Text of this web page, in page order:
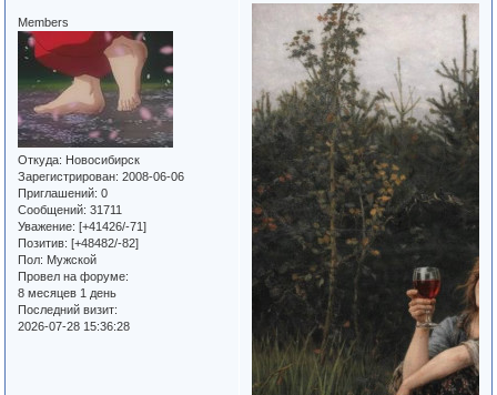
Members
Откуда: Новосибирск
Зарегистрирован: 2008-06-06
Приглашений: 0
Сообщений: 31711
Уважение: [+41426/-71]
Позитив: [+48482/-82]
Пол: Мужской
Провел на форуме:
8 месяцев 1 день
Последний визит:
2026-07-28 15:36:28